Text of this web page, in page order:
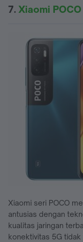
7. Xiaomi
Xiaomi seri POCO
antusias dengan
kualitas jaringan
konektivitas 5G